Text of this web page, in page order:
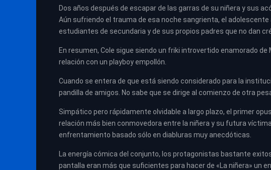
Dos años después de escapar de las garras de su niñera y sus
Aún sufriendo el trauma de esa noche sangrienta, el
estudiantes de secundaria y de sus propios padres que no dan
En resumen, Cole sigue siendo un friki introvertido enamorado
relación con un playboy empollón.
Cuando se entera de que está siendo considerado para la
pandilla de amigos. No sabe que se dirige al comienzo de otra
Simpático pero rápidamente olvidable a largo plazo, el primer
relación más bien conmovedora entre la niñera y su futura
enfrentamiento basado sólo en diabluras muy anecdóticas.
La energía cómica del conjunto, los protagonistas bastante
pantalla eran más que suficientes para hacer de «La niñera» un